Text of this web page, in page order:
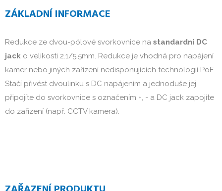
ZÁKLADNÍ INFORMACE
Redukce ze dvou-pólové svorkovnice na standardní DC
jack o velikosti 2.1/5.5mm. Redukce je vhodná pro napájení
kamer nebo jiných zařízení nedisponujících technologií PoE.
Stačí přivést dvoulinku s DC napájením a jednoduše jej
připojíte do svorkovnice s označením +, - a DC jack zapojíte
do zařízení (např. CCTV kamera).